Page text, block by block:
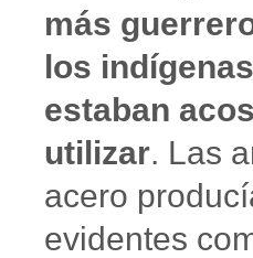
más
los
estaban
utilizar. Las
acero
evidentes